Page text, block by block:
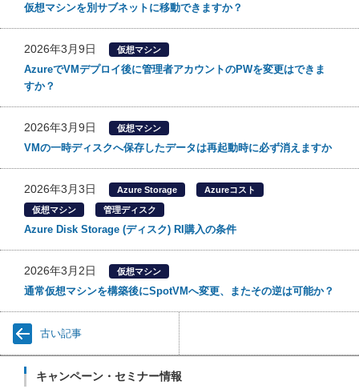
仮想マシンを別サブネットに移動できますか？
2026年3月9日 仮想マシン
AzureでVMデプロイ後に管理者アカウントのPWを変更はできま
すか？
2026年3月9日 仮想マシン
VMの一時ディスクへ保存したデータは再起動時に必ず消えますか
2026年3月3日 Azure Storage Azureコスト
仮想マシン 管理ディスク
Azure Disk Storage (ディスク) RI購入の条件
2026年3月2日 仮想マシン
通常仮想マシンを構築後にSpotVMへ変更、またその逆は可能か？
古い記事
キャンペーン・セミナー情報